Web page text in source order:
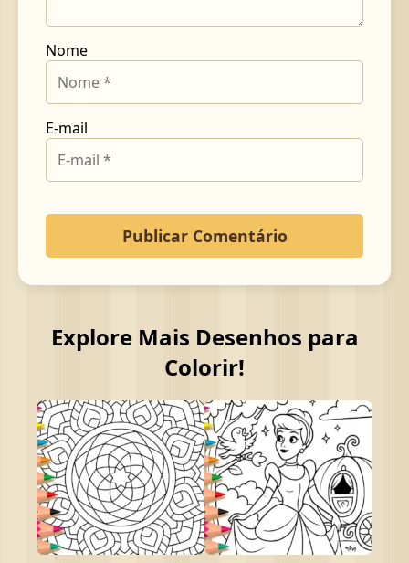
Nome
E-mail
Explore Mais Desenhos para
Colorir!